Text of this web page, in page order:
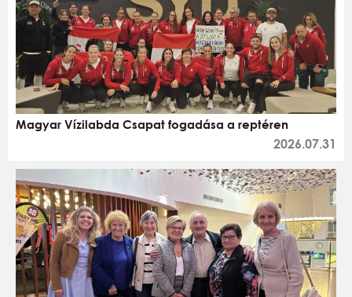
Magyar Vízilabda Csapat fogadása a reptéren
2026.07.31